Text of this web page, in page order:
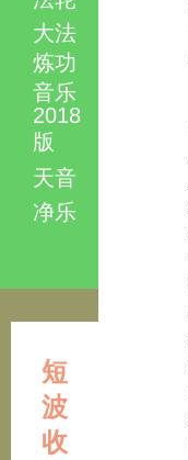
大法
炼功
音乐
2018
版
天音
净乐
短
波
收